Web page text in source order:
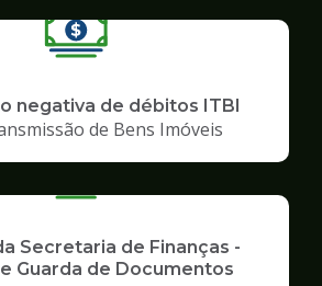
negativa de débitos ITBI
de Bens Imóveis
Secretaria de Finanças -
Guarda de Documentos